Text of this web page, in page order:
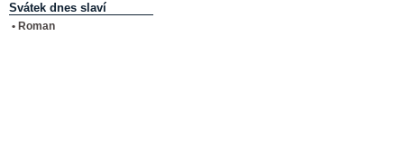
Svátek dnes slaví
• Roman